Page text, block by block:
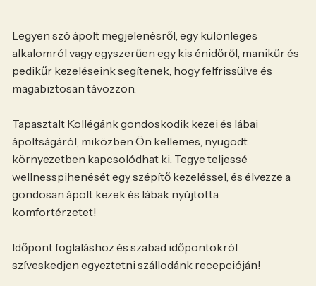
Legyen szó ápolt megjelenésről, egy különleges
alkalomról vagy egyszerűen egy kis énidőről, manikűr és
pedikűr kezeléseink segítenek, hogy felfrissülve és
magabiztosan távozzon.
Tapasztalt Kollégánk gondoskodik kezei és lábai
ápoltságáról, miközben Ön kellemes, nyugodt
környezetben kapcsolódhat ki. Tegye teljessé
wellnesspihenését egy szépítő kezeléssel, és élvezze a
gondosan ápolt kezek és lábak nyújtotta
komfortérzetet!
Időpont foglaláshoz és szabad időpontokról
szíveskedjen egyeztetni szállodánk recepcióján!